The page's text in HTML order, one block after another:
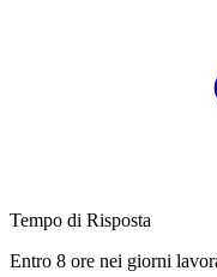
Tempo di Risposta
Entro 8 ore nei giorni